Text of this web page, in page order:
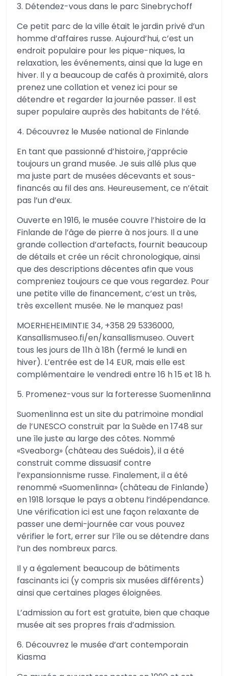
3. Détendez-vous dans le parc Sinebrychoff
Ce petit parc de la ville était le jardin privé d’un
homme d’affaires russe. Aujourd’hui, c’est un
endroit populaire pour les pique-niques, la
relaxation, les événements, ainsi que la luge en
hiver. Il y a beaucoup de cafés à proximité, alors
prenez une collation et venez ici pour se
détendre et regarder la journée passer. Il est
super populaire auprès des habitants de l’été.
4. Découvrez le Musée national de Finlande
En tant que passionné d’histoire, j’apprécie
toujours un grand musée. Je suis allé plus que
ma juste part de musées décevants et sous-
financés au fil des ans. Heureusement, ce n’était
pas l’un d’eux.
Ouverte en 1916, le musée couvre l’histoire de la
Finlande de l’âge de pierre à nos jours. Il a une
grande collection d’artefacts, fournit beaucoup
de détails et crée un récit chronologique, ainsi
que des descriptions décentes afin que vous
compreniez toujours ce que vous regardez. Pour
une petite ville de financement, c’est un très,
très excellent musée. Ne le manquez pas!
MOERHEHEIMINTIE 34, +358 29 5336000,
Kansallismuseo.fi/en/kansallismuseo. Ouvert
tous les jours de 11h à 18h (fermé le lundi en
hiver). L’entrée est de 14 EUR, mais elle est
complémentaire le vendredi entre 16 h 15 et 18 h.
5. Promenez-vous sur la forteresse Suomenlinna
Suomenlinna est un site du patrimoine mondial
de l’UNESCO construit par la Suède en 1748 sur
une île juste au large des côtes. Nommé
«Sveaborg» (château des Suédois), il a été
construit comme dissuasif contre
l’expansionnisme russe. Finalement, il a été
renommé «Suomenlinna» (château de Finlande)
en 1918 lorsque le pays a obtenu l’indépendance.
Une vérification ici est une façon relaxante de
passer une demi-journée car vous pouvez
vérifier le fort, errer sur l’île ou se détendre dans
l’un des nombreux parcs.
Il y a également beaucoup de bâtiments
fascinants ici (y compris six musées différents)
ainsi que certaines plages éloignées.
L’admission au fort est gratuite, bien que chaque
musée ait ses propres frais d’admission.
6. Découvrez le musée d’art contemporain
Kiasma